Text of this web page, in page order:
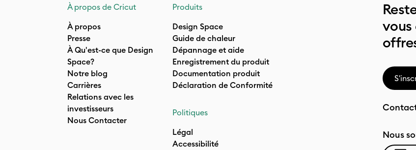
À propos de Cricut
À propos
Presse
À Qu'est-ce que Design
Space?
Notre blog
Carrières
Relations avec les
investisseurs
Nous Contacter
Produits
Design Space
Guide de chaleur
Dépannage et aide
Enregistrement du produit
Documentation produit
Déclaration de Conformité
Politiques
Légal
Accessibilité
vous
Nous